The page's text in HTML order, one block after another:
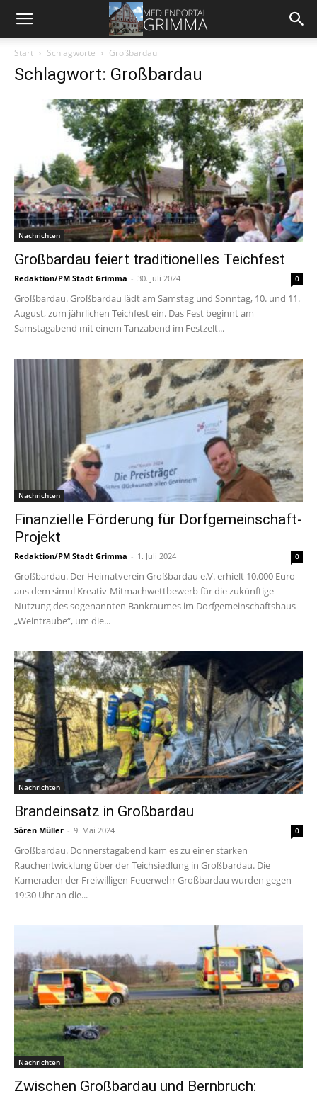
Start Schlagworte Großbardau
Schlagwort: Großbardau
Nachrichten
Großbardau feiert traditionelles Teichfest
Redaktion/PM Stadt Grimma - 30. Juli 2024 0
Großbardau. Großbardau lädt am Samstag und Sonntag, 10. und 11.
August, zum jährlichen Teichfest ein. Das Fest beginnt am
Samstagabend mit einem Tanzabend im Festzelt...
Nachrichten
Finanzielle Förderung für Dorfgemeinschaft-
Projekt
Redaktion/PM Stadt Grimma - 1. Juli 2024 0
Großbardau. Der Heimatverein Großbardau e.V. erhielt 10.000 Euro
aus dem simul Kreativ-Mitmachwettbewerb für die zukünftige
Nutzung des sogenannten Bankraumes im Dorfgemeinschaftshaus
„Weintraube“, um die...
Nachrichten
Brandeinsatz in Großbardau
Sören Müller - 9. Mai 2024 0
Großbardau. Donnerstagabend kam es zu einer starken
Rauchentwicklung über der Teichsiedlung in Großbardau. Die
Kameraden der Freiwilligen Feuerwehr Großbardau wurden gegen
19:30 Uhr an die...
Nachrichten
Zwischen Großbardau und Bernbruch: